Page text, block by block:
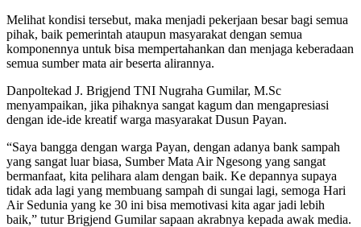
Melihat kondisi tersebut, maka menjadi pekerjaan besar bagi semua
pihak, baik pemerintah ataupun masyarakat dengan semua
komponennya untuk bisa mempertahankan dan menjaga keberadaan
semua sumber mata air beserta alirannya.
Danpoltekad J. Brigjend TNI Nugraha Gumilar, M.Sc
menyampaikan, jika pihaknya sangat kagum dan mengapresiasi
dengan ide-ide kreatif warga masyarakat Dusun Payan.
“Saya bangga dengan warga Payan, dengan adanya bank sampah
yang sangat luar biasa, Sumber Mata Air Ngesong yang sangat
bermanfaat, kita pelihara alam dengan baik. Ke depannya supaya
tidak ada lagi yang membuang sampah di sungai lagi, semoga Hari
Air Sedunia yang ke 30 ini bisa memotivasi kita agar jadi lebih
baik,” tutur Brigjend Gumilar sapaan akrabnya kepada awak media.